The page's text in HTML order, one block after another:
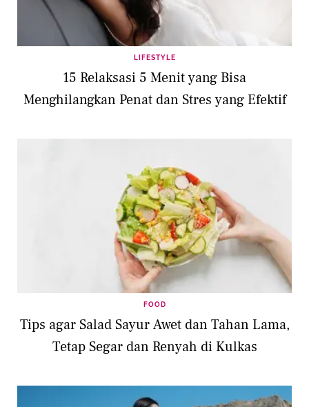
LIFESTYLE
15 Relaksasi 5 Menit yang Bisa
Menghilangkan Penat dan Stres yang Efektif
FOOD
Tips agar Salad Sayur Awet dan Tahan Lama,
Tetap Segar dan Renyah di Kulkas